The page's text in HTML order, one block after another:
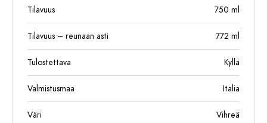
Tilavuus 750 ml
Tilavuus – reunaan asti 772 ml
Tulostettava Kyllä
Valmistusmaa Italia
Väri Vihreä